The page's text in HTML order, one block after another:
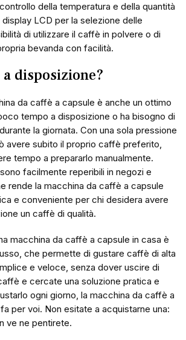
della temperatura e della quantità
LCD per la selezione delle
di utilizzare il caffè in polvere o di
bevanda con facilità.
disposizione?
da caffè a capsule è anche un ottimo
tempo a disposizione o ha bisogno di
la giornata. Con una sola pressione
avere subito il proprio caffè preferito,
tempo a prepararlo manualmente.
facilmente reperibili in negozi e
rende la macchina da caffè a capsule
e conveniente per chi desidera avere
un caffè di qualità.
macchina da caffè a capsule in casa è
che permette di gustare caffè di alta
e veloce, senza dover uscire di
e cercate una soluzione pratica e
ogni giorno, la macchina da caffè a
per voi. Non esitate a acquistarne una:
ve ne pentirete.